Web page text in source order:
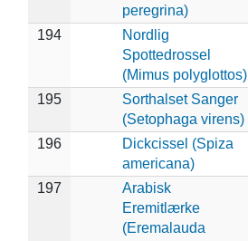
peregrina)
194
Nordlig
Spottedrossel
(Mimus polyglottos)
195
Sorthalset Sanger
(Setophaga virens)
196
Dickcissel (Spiza
americana)
197
Arabisk
Eremitlærke
(Eremalauda